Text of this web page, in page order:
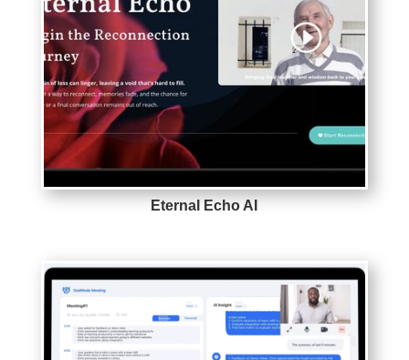
Eternal Echo AI